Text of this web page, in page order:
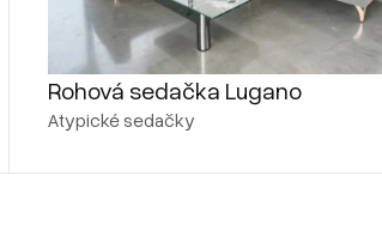
Rohová sedačka Lugano
Atypické sedačky